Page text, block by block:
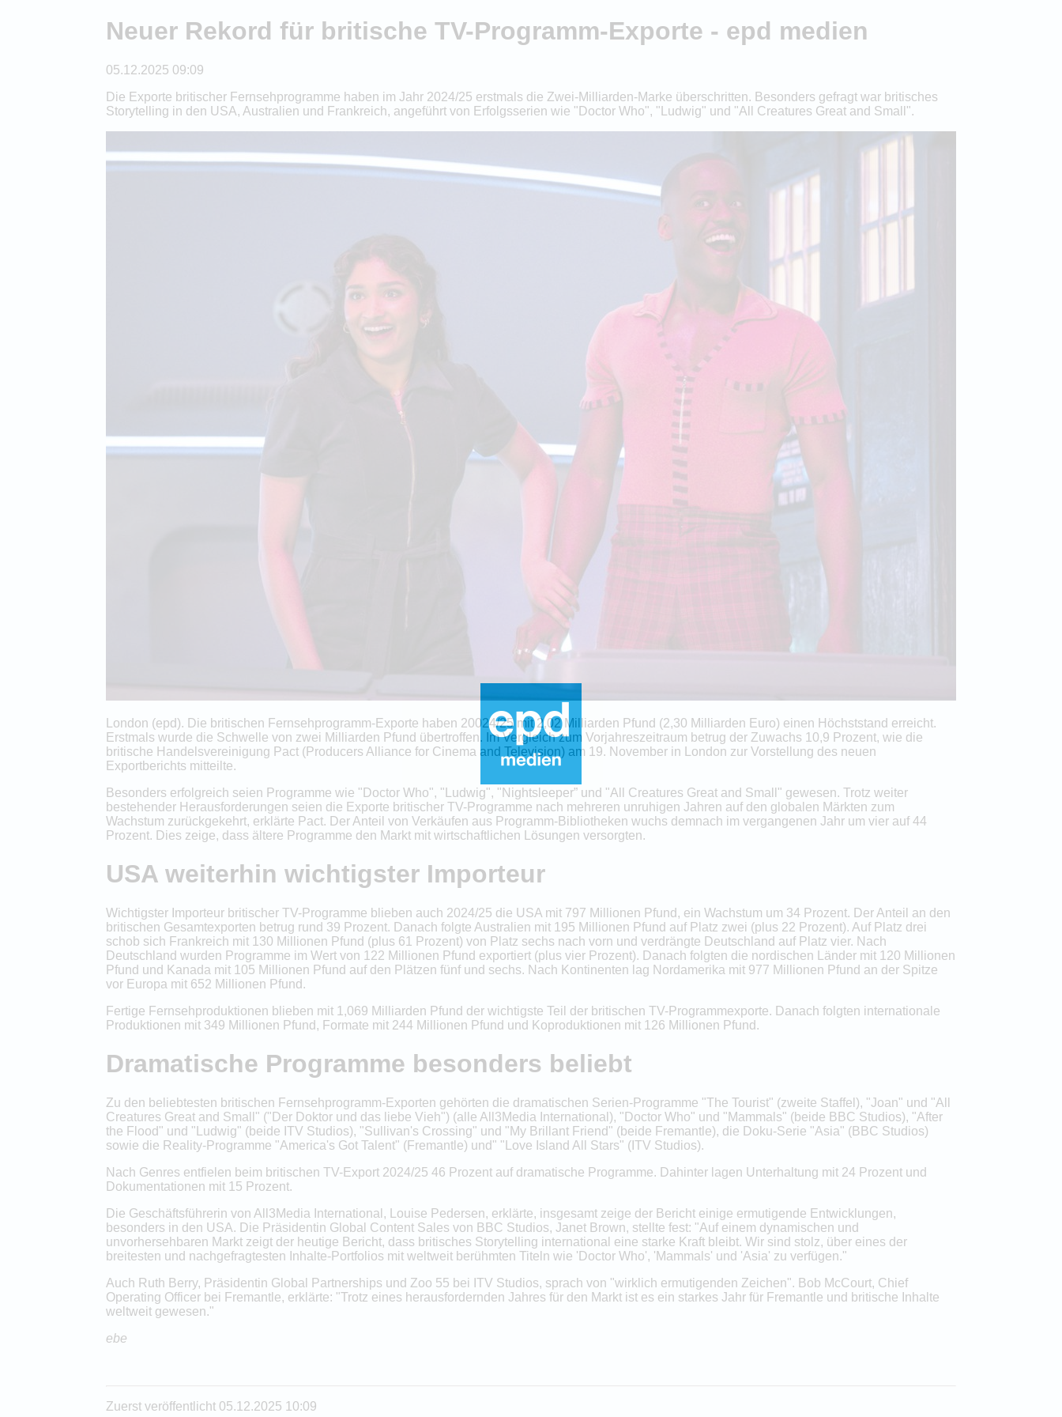
Neuer Rekord für britische TV-Programm-Exporte - epd medien
05.12.2025 09:09
Die Exporte britischer Fernsehprogramme haben im Jahr 2024/25 erstmals die Zwei-Milliarden-Marke überschritten. Besonders gefragt war britisches
Storytelling in den USA, Australien und Frankreich, angeführt von Erfolgsserien wie "Doctor Who", "Ludwig" und "All Creatures Great and Small".
London (epd). Die britischen Fernsehprogramm-Exporte haben 20024/25 mit 2,02 Milliarden Pfund (2,30 Milliarden Euro) einen Höchststand erreicht.
Erstmals wurde die Schwelle von zwei Milliarden Pfund übertroffen. Im Vergleich zum Vorjahreszeitraum betrug der Zuwachs 10,9 Prozent, wie die
britische Handelsvereinigung Pact (Producers Alliance for Cinema and Television) am 19. November in London zur Vorstellung des neuen
Exportberichts mitteilte.
Besonders erfolgreich seien Programme wie "Doctor Who", "Ludwig", "Nightsleeper” und "All Creatures Great and Small" gewesen. Trotz weiter
bestehender Herausforderungen seien die Exporte britischer TV-Programme nach mehreren unruhigen Jahren auf den globalen Märkten zum
Wachstum zurückgekehrt, erklärte Pact. Der Anteil von Verkäufen aus Programm-Bibliotheken wuchs demnach im vergangenen Jahr um vier auf 44
Prozent. Dies zeige, dass ältere Programme den Markt mit wirtschaftlichen Lösungen versorgten.
USA weiterhin wichtigster Importeur
Wichtigster Importeur britischer TV-Programme blieben auch 2024/25 die USA mit 797 Millionen Pfund, ein Wachstum um 34 Prozent. Der Anteil an den
britischen Gesamtexporten betrug rund 39 Prozent. Danach folgte Australien mit 195 Millionen Pfund auf Platz zwei (plus 22 Prozent). Auf Platz drei
schob sich Frankreich mit 130 Millionen Pfund (plus 61 Prozent) von Platz sechs nach vorn und verdrängte Deutschland auf Platz vier. Nach
Deutschland wurden Programme im Wert von 122 Millionen Pfund exportiert (plus vier Prozent). Danach folgten die nordischen Länder mit 120 Millionen
Pfund und Kanada mit 105 Millionen Pfund auf den Plätzen fünf und sechs. Nach Kontinenten lag Nordamerika mit 977 Millionen Pfund an der Spitze
vor Europa mit 652 Millionen Pfund.
Fertige Fernsehproduktionen blieben mit 1,069 Milliarden Pfund der wichtigste Teil der britischen TV-Programmexporte. Danach folgten internationale
Produktionen mit 349 Millionen Pfund, Formate mit 244 Millionen Pfund und Koproduktionen mit 126 Millionen Pfund.
Dramatische Programme besonders beliebt
Zu den beliebtesten britischen Fernsehprogramm-Exporten gehörten die dramatischen Serien-Programme "The Tourist" (zweite Staffel), "Joan" und "All
Creatures Great and Small" ("Der Doktor und das liebe Vieh") (alle All3Media International), "Doctor Who" und "Mammals" (beide BBC Studios), "After
the Flood" und "Ludwig" (beide ITV Studios), "Sullivan's Crossing" und "My Brillant Friend" (beide Fremantle), die Doku-Serie "Asia" (BBC Studios)
sowie die Reality-Programme "America's Got Talent" (Fremantle) und" "Love Island All Stars" (ITV Studios).
Nach Genres entfielen beim britischen TV-Export 2024/25 46 Prozent auf dramatische Programme. Dahinter lagen Unterhaltung mit 24 Prozent und
Dokumentationen mit 15 Prozent.
Die Geschäftsführerin von All3Media International, Louise Pedersen, erklärte, insgesamt zeige der Bericht einige ermutigende Entwicklungen,
besonders in den USA. Die Präsidentin Global Content Sales von BBC Studios, Janet Brown, stellte fest: "Auf einem dynamischen und
unvorhersehbaren Markt zeigt der heutige Bericht, dass britisches Storytelling international eine starke Kraft bleibt. Wir sind stolz, über eines der
breitesten und nachgefragtesten Inhalte-Portfolios mit weltweit berühmten Titeln wie 'Doctor Who', 'Mammals' und 'Asia' zu verfügen."
Auch Ruth Berry, Präsidentin Global Partnerships und Zoo 55 bei ITV Studios, sprach von "wirklich ermutigenden Zeichen". Bob McCourt, Chief
Operating Officer bei Fremantle, erklärte: "Trotz eines herausfordernden Jahres für den Markt ist es ein starkes Jahr für Fremantle und britische Inhalte
weltweit gewesen."
ebe
Zuerst veröffentlicht 05.12.2025 10:09